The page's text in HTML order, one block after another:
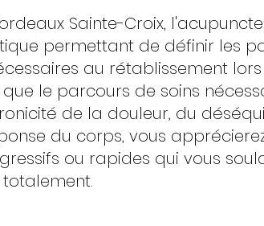
Sainte-Croix,
permettant de définir les
au rétablissement
le parcours de soins
de la douleur, du
du corps, vous
ou rapides qui vous